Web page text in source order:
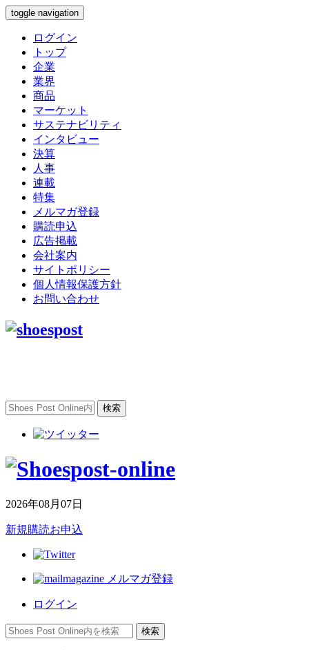
toggle navigation
ログイン
トップ
企業
業界
商品
マーケット
サステナビリティ
インタビュー
決算
人事
連載
特集
メルマガ登録
購読申込
広告掲載
会社案内
サイトポリシー
個人情報保護方針
お問い合わせ
2026年08月07日
新規購読お申込
メルマガ登録
ログイン